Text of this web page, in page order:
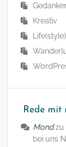
Kreativ
Life(style)
Rede mit
Mondzu
bei uns